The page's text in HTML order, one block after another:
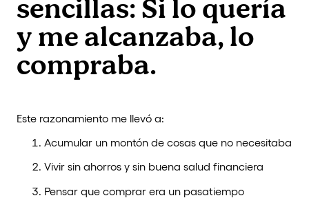
sencillas: Si lo quería
y me alcanzaba, lo
compraba.
Este razonamiento me llevó a:
Acumular un montón de cosas que no necesitaba
Vivir sin ahorros y sin buena salud financiera
Pensar que comprar era un pasatiempo